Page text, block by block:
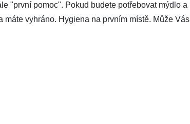
"první pomoc". Pokud budete potřebovat mýdlo a
vyhráno. Hygiena na prvním místě. Může Vás